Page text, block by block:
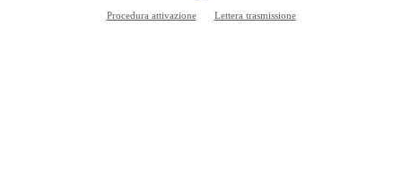
Procedura attivazione Lettera trasmissione